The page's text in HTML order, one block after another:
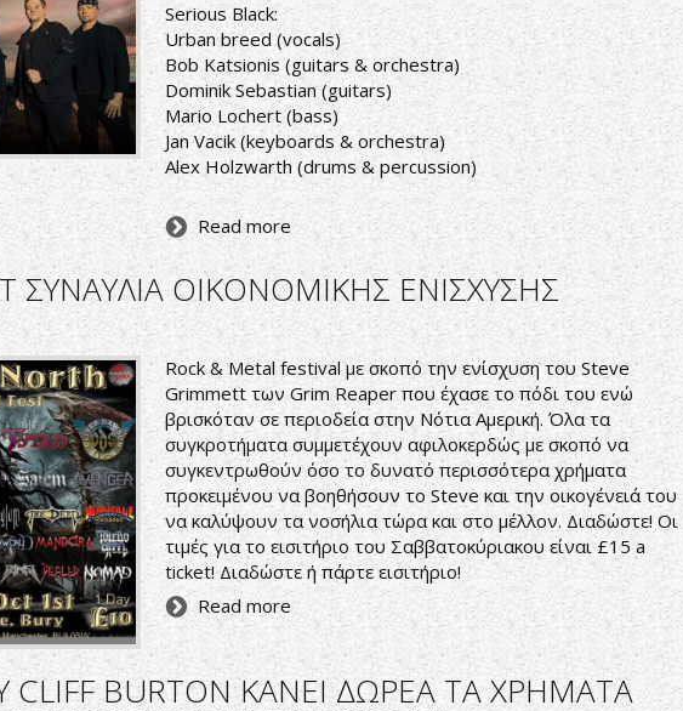
Serious Black:
Urban breed (vocals)
Bob Katsionis (guitars & orchestra)
Dominik Sebastian (guitars)
Mario Lochert (bass)
Jan Vacik (keyboards & orchestra)
Alex Holzwarth (drums & percussion)
Read more
ΣΥΝΑΥΛΙΑ ΟΙΚΟΝΟΜΙΚΗΣ ΕΝΙΣΧΥΣΗΣ
Rock & Metal festival με σκοπό την ενίσχυση του Steve
Grimmett των Grim Reaper που έχασε το πόδι του ενώ
βρισκόταν σε περιοδεία στην Νότια Αμερική. Όλα τα
συγκροτήματα συμμετέχουν αφιλοκερδώς με σκοπό να
συγκεντρωθούν όσο το δυνατό περισσότερα χρήματα
προκειμένου να βοηθήσουν το Steve και την οικογένειά του
να καλύψουν τα νοσήλια τώρα και στο μέλλον. Διαδώστε! Οι
τιμές για το εισιτήριο του Σαββατοκύριακου είναι £15 a
ticket! Διαδώστε ή πάρτε εισιτήριο!
Read more
BURTON ΚΑΝΕΙ ΔΩΡΕΑ ΤΑ ΧΡΗΜΑΤΑ